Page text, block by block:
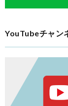
YouTubeチャン